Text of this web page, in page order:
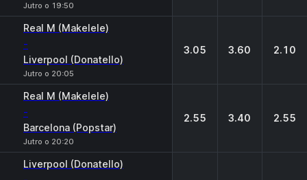
Jutro o 19:50
Real M (Makelele)
-
Liverpool (Donatello)
Jutro o 20:05
3.05 3.60 2.10
Real M (Makelele)
-
Barcelona (Popstar)
Jutro o 20:20
2.55 3.40 2.55
Liverpool (Donatello)